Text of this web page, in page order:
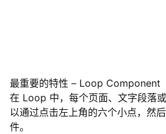
最重要的特性 – Loop Component
在 Loop 中，每个页面、文字段落
以通过点击左上角的六个小点，然
件。